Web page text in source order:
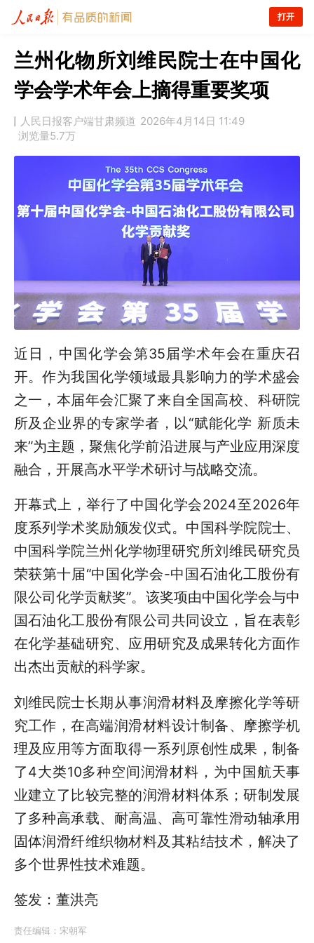
打开
兰州化物所刘维民院士在中国化
学会学术年会上摘得重要奖项
人民日报客户端甘肃频道 2026年4月14日 11:49
浏览量5.7万
近日，中国化学会第35届学术年会在重庆召
开。作为我国化学领域最具影响力的学术盛会
之一，本届年会汇聚了来自全国高校、科研院
所及企业界的专家学者，以“赋能化学 新质未
来”为主题，聚焦化学前沿进展与产业应用深度
融合，开展高水平学术研讨与战略交流。
开幕式上，举行了中国化学会2024至2026年
度系列学术奖励颁发仪式。中国科学院院士、
中国科学院兰州化学物理研究所刘维民研究员
荣获第十届“中国化学会-中国石油化工股份有
限公司化学贡献奖”。该奖项由中国化学会与中
国石油化工股份有限公司共同设立，旨在表彰
在化学基础研究、应用研究及成果转化方面作
出杰出贡献的科学家。
刘维民院士长期从事润滑材料及摩擦化学等研
究工作，在高端润滑材料设计制备、摩擦学机
理及应用等方面取得一系列原创性成果，制备
了4大类10多种空间润滑材料，为中国航天事
业建立了比较完整的润滑材料体系；研制发展
了多种高承载、耐高温、高可靠性滑动轴承用
固体润滑纤维织物材料及其粘结技术，解决了
多个世界性技术难题。
签发：董洪亮
责任编辑： 宋朝军